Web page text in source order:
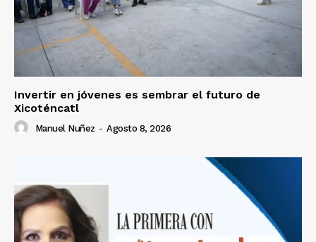
Invertir en jóvenes es sembrar el futuro de
Xicoténcatl
Manuel Nuñez - Agosto 8, 2026